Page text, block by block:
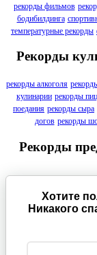
рекорды фильмов
бодибилдинга
температурные рекорды
Рекорды
рекорды алкоголя
кулинарии рекорды
поедания рекорды сыра
догов рекорды
Рекорды
Хотите
Никакого